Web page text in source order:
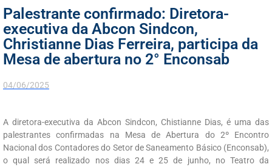
Palestrante confirmado: Diretora-
executiva da Abcon Sindcon,
Christianne Dias Ferreira, participa da
Mesa de abertura no 2° Enconsab
04/06/2025
A diretora-executiva da Abcon Sindcon, Chistianne Dias, é uma das
palestrantes confirmadas na Mesa de Abertura do 2º Encontro
Nacional dos Contadores do Setor de Saneamento Básico (Enconsab),
o qual será realizado nos dias 24 e 25 de junho, no Teatro da